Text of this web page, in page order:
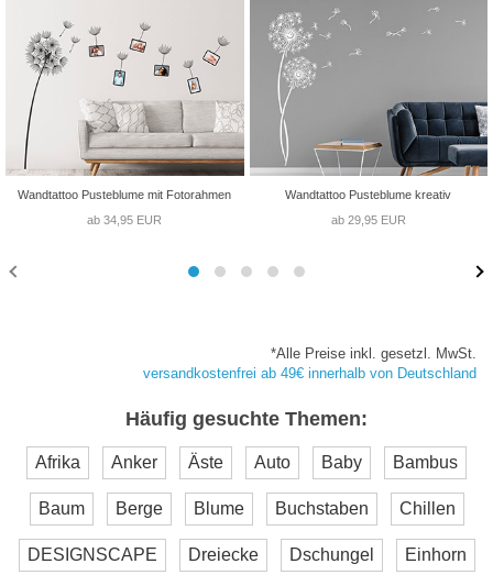
Wandtattoo Pusteblume mit Fotorahmen
ab 34,95 EUR
Wandtattoo Pusteblume kreativ
ab 29,95 EUR
*Alle Preise inkl. gesetzl. MwSt.
versandkostenfrei ab 49€ innerhalb von Deutschland
Häufig gesuchte Themen:
Afrika Anker Äste Auto Baby Bambus
Baum Berge Blume Buchstaben Chillen
DESIGNSCAPE Dreiecke Dschungel Einhorn